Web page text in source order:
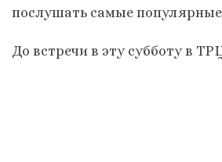
послушать самые популярные
До встречи в эту субботу в